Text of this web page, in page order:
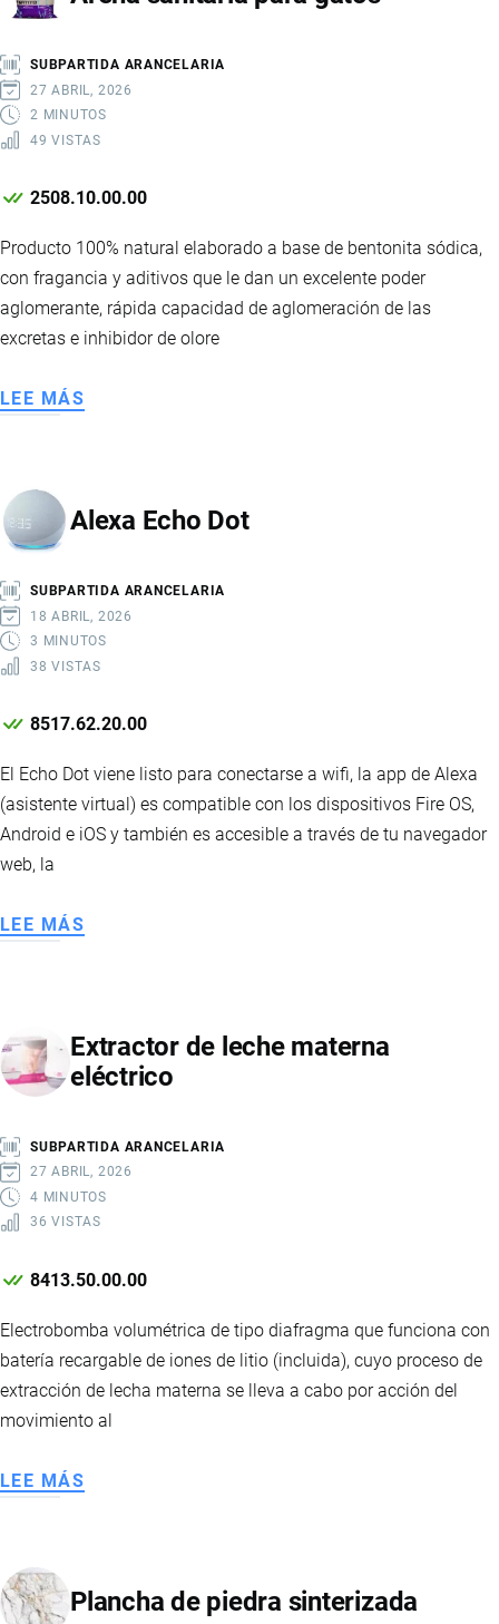
SUBPARTIDA ARANCELARIA
27 ABRIL, 2026
2 MINUTOS
49 VISTAS
2508.10.00.00
Producto 100% natural elaborado a base de bentonita sódica,
con fragancia y aditivos que le dan un excelente poder
aglomerante, rápida capacidad de aglomeración de las
excretas e inhibidor de olore
LEE MÁS
GATOS
Alexa Echo Dot
SUBPARTIDA ARANCELARIA
18 ABRIL, 2026
3 MINUTOS
38 VISTAS
8517.62.20.00
El Echo Dot viene listo para conectarse a wifi, la app de Alexa
(asistente virtual) es compatible con los dispositivos Fire OS,
Android e iOS y también es accesible a través de tu navegador
web, la
LEE MÁS
Extractor de leche materna
eléctrico
SUBPARTIDA ARANCELARIA
27 ABRIL, 2026
4 MINUTOS
36 VISTAS
8413.50.00.00
Electrobomba volumétrica de tipo diafragma que funciona con
batería recargable de iones de litio (incluida), cuyo proceso de
extracción de lecha materna se lleva a cabo por acción del
movimiento al
LEE MÁS
MATERNA
Plancha de piedra sinterizada